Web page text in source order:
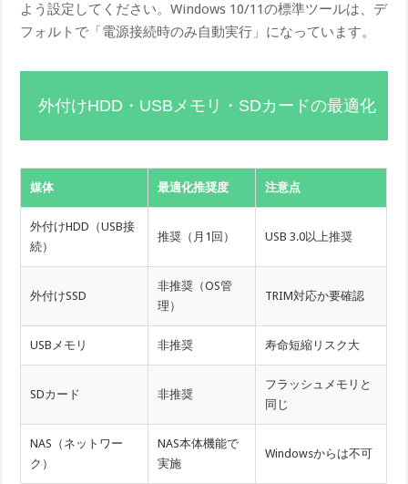
よう設定してください。Windows 10/11の標準ツールは、デ
フォルトで「電源接続時のみ自動実行」になっています。
外付けHDD・USBメモリ・SDカードの最適化
媒体 最適化推奨度 注意点
外付けHDD（USB接
続）
推奨（月1回） USB 3.0以上推奨
外付けSSD
非推奨（OS管
理）
TRIM対応か要確認
USBメモリ 非推奨 寿命短縮リスク大
SDカード 非推奨
フラッシュメモリと
同じ
NAS（ネットワー
ク）
NAS本体機能で
実施
Windowsからは不可